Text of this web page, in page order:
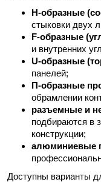
H-образные
стыковки двух
F-образные
и внутренних
U-образные
панелей;
П-образные
обрамлении
разъемные и
подбираются в
конструкции;
алюминиевые
Доступны варианты